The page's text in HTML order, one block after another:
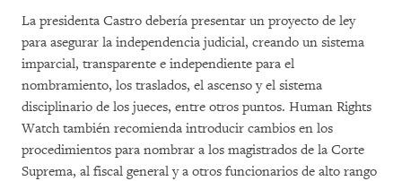
La presidenta Castro debería presentar un proyecto de ley
para asegurar la independencia judicial, creando un sistema
imparcial, transparente e independiente para el
nombramiento, los traslados, el ascenso y el sistema
disciplinario de los jueces, entre otros puntos. Human Rights
Watch también recomienda introducir cambios en los
procedimientos para nombrar a los magistrados de la Corte
Suprema, al fiscal general y a otros funcionarios de alto rango